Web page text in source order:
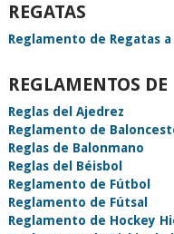
REGATAS
Reglamento de Regatas a
REGLAMENTOS DE
Reglas del Ajedrez
Reglamento de
Reglas de Balonmano
Reglas del Béisbol
Reglamento de Fútbol
Reglamento de Fútsal
Reglamento de Hockey